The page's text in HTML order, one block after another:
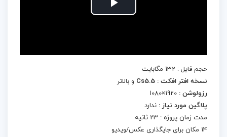
Play
حجم فایل : 132 مگابایت
نسخه افتر افکت : Cs5.5
و بالاتر
رزولوشن :
پلاگین مورد نیاز : ندارد
مدت زمان پروژه : 23 ثانیه
14 مکان برای جایگذاری عکس/ویدیو